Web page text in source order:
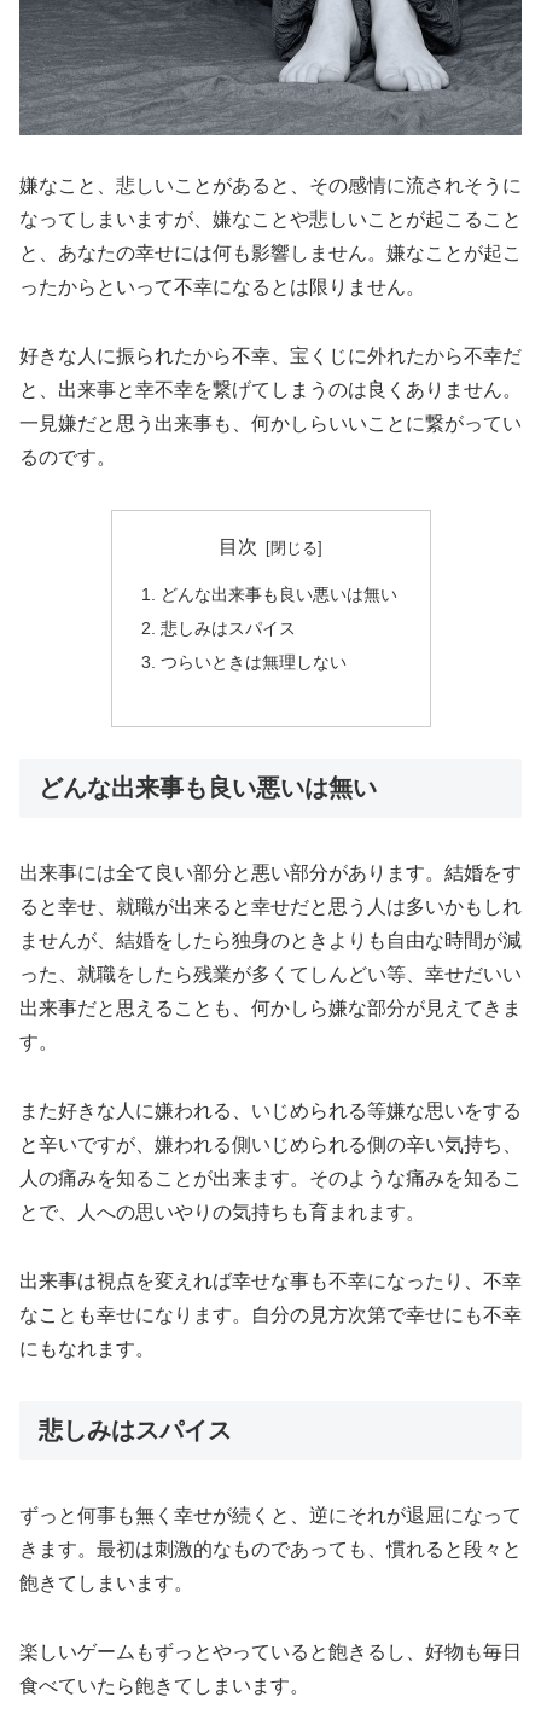
嫌なこと、悲しいことがあると、その感情に流されそうに
なってしまいますが、嫌なことや悲しいことが起こること
と、あなたの幸せには何も影響しません。嫌なことが起こ
ったからといって不幸になるとは限りません。
好きな人に振られたから不幸、宝くじに外れたから不幸だ
と、出来事と幸不幸を繋げてしまうのは良くありません。
一見嫌だと思う出来事も、何かしらいいことに繋がってい
るのです。
目次
どんな出来事も良い悪いは無い
悲しみはスパイス
つらいときは無理しない
どんな出来事も良い悪いは無い
出来事には全て良い部分と悪い部分があります。結婚をす
ると幸せ、就職が出来ると幸せだと思う人は多いかもしれ
ませんが、結婚をしたら独身のときよりも自由な時間が減
った、就職をしたら残業が多くてしんどい等、幸せだいい
出来事だと思えることも、何かしら嫌な部分が見えてきま
す。
また好きな人に嫌われる、いじめられる等嫌な思いをする
と辛いですが、嫌われる側いじめられる側の辛い気持ち、
人の痛みを知ることが出来ます。そのような痛みを知るこ
とで、人への思いやりの気持ちも育まれます。
出来事は視点を変えれば幸せな事も不幸になったり、不幸
なことも幸せになります。自分の見方次第で幸せにも不幸
にもなれます。
悲しみはスパイス
ずっと何事も無く幸せが続くと、逆にそれが退屈になって
きます。最初は刺激的なものであっても、慣れると段々と
飽きてしまいます。
楽しいゲームもずっとやっていると飽きるし、好物も毎日
食べていたら飽きてしまいます。